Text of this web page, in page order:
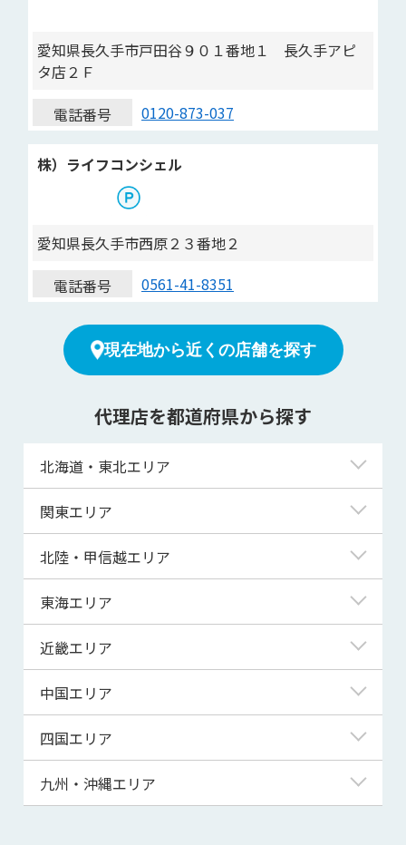
愛知県長久手市戸田谷９０１番地１ 長久手アピ
タ店２Ｆ
電話番号
0120-873-037
株）ライフコンシェル
愛知県長久手市西原２３番地２
電話番号
0561-41-8351
現在地から近くの店舗を探す
代理店を都道府県から探す
北海道・東北エリア
北海道
青森県
宮城県
秋田県
山形県
関東エリア
東京都
神奈川県
埼玉県
千葉県
茨城県
群馬県
北陸・甲信越エリア
新潟県
富山県
福井県
山梨県
長野県
東海エリア
岐阜県
静岡県
三重県
近畿エリア
滋賀県
京都府
大阪府
兵庫県
中国エリア
鳥取県
島根県
四国エリア
徳島県
九州・沖縄エリア